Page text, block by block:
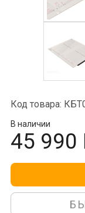
Код товара:
В наличии
45 990